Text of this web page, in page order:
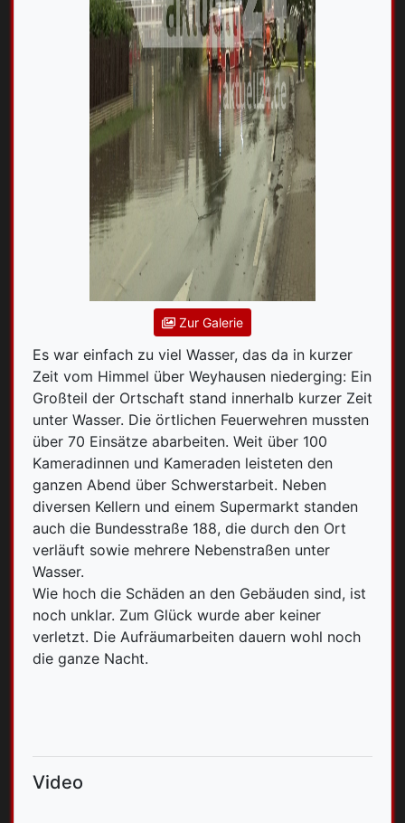
Zur Galerie
Es war einfach zu viel Wasser, das da in kurzer
Zeit vom Himmel über Weyhausen niederging: Ein
Großteil der Ortschaft stand innerhalb kurzer Zeit
unter Wasser. Die örtlichen Feuerwehren mussten
über 70 Einsätze abarbeiten. Weit über 100
Kameradinnen und Kameraden leisteten den
ganzen Abend über Schwerstarbeit. Neben
diversen Kellern und einem Supermarkt standen
auch die Bundesstraße 188, die durch den Ort
verläuft sowie mehrere Nebenstraßen unter
Wasser.
Wie hoch die Schäden an den Gebäuden sind, ist
noch unklar. Zum Glück wurde aber keiner
verletzt. Die Aufräumarbeiten dauern wohl noch
die ganze Nacht.
Video